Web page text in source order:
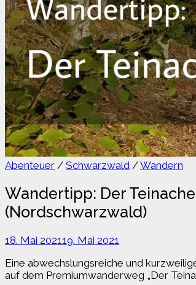
Abenteuer / Schwarzwald /Wandern
Wandertipp: Der
(Nordschwarzwald)
18. Mai 202119. Mai 2021
Eine abwechslungsreiche und
auf dem Premiumwanderweg „Der